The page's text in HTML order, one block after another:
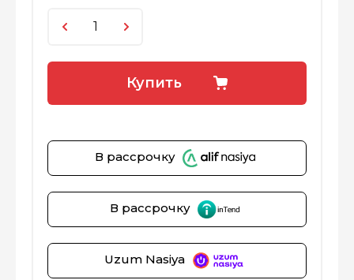
Купить
В рассрочку
В рассрочку
Uzum Nasiya